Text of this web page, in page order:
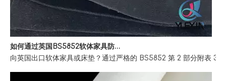
向英国出口软体家具或床垫？通过严格的 BS5852 第 2 部分附表 3